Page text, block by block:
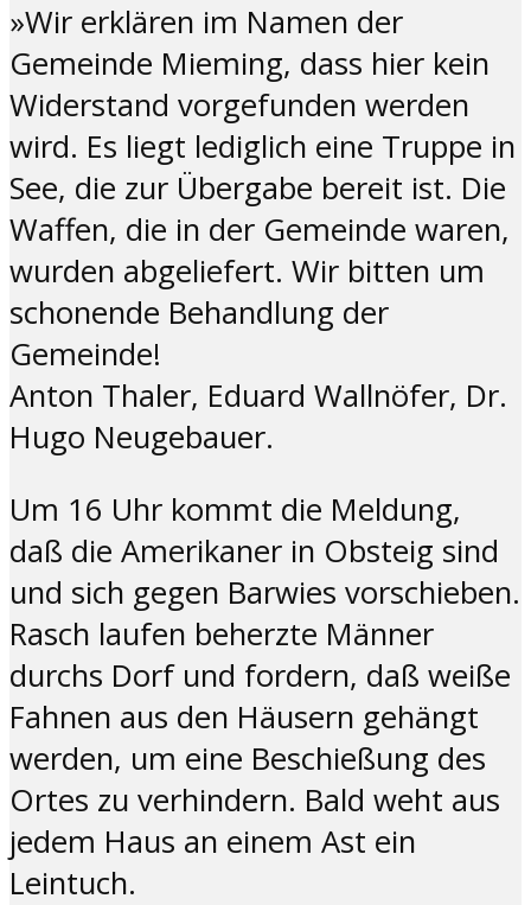
»Wir erklären im Namen der
Gemeinde Mieming, dass hier kein
Widerstand vorgefunden werden
wird. Es liegt lediglich eine Truppe in
See, die zur Übergabe bereit ist. Die
Waffen, die in der Gemeinde waren,
wurden abgeliefert. Wir bitten um
schonende Behandlung der
Gemeinde!
Anton Thaler, Eduard Wallnöfer, Dr.
Hugo Neugebauer.
Um 16 Uhr kommt die Meldung,
daß die Amerikaner in Obsteig sind
und sich gegen Barwies vorschieben.
Rasch laufen beherzte Männer
durchs Dorf und fordern, daß weiße
Fahnen aus den Häusern gehängt
werden, um eine Beschießung des
Ortes zu verhindern. Bald weht aus
jedem Haus an einem Ast ein
Leintuch.